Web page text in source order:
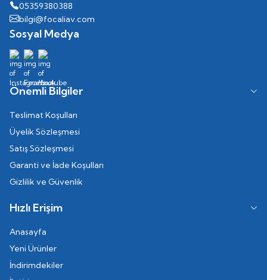
05359380388
bilgi@focaliav.com
Sosyal Medya
Önemli Bilgiler
Teslimat Koşulları
Üyelik Sözleşmesi
Satış Sözleşmesi
Garanti ve İade Koşulları
Gizlilik ve Güvenlik
Hızlı Erişim
Anasayfa
Yeni Ürünler
İndirimdekiler